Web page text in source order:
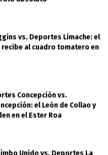
vs. Deportes Limache: el
recibe al cuadro tomatero en
Concepción vs.
el León de Collao y
en el Ester Roa